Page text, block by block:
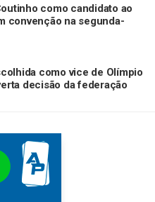
como candidato ao
convenção na segunda-
como vice de Olímpio
decisão da federação